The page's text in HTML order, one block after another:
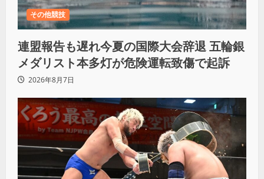
その他競技
連盟報告も遅れ今夏の国際大会辞退 五輪銀
メダリスト本多灯が危険運転致傷で起訴
2026年8月7日